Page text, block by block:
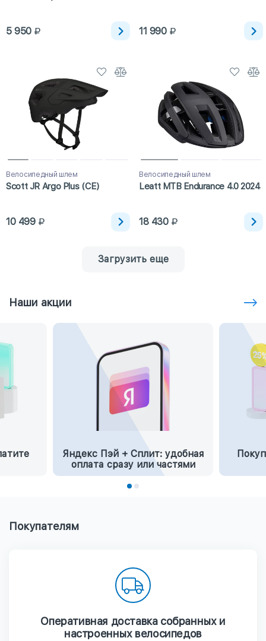
5 950 11 990
Велосипедный шлем
Scott JR Argo Plus (CE)
10 499
Велосипедный шлем
Leatt MTB Endurance 4.0 2024
18 430
Загрузить еще
Наши акции
Яндекс Пэй + Сплит: удобная
оплата сразу или частями
Покупателям
Оперативная доставка собранных и
настроенных велосипедов